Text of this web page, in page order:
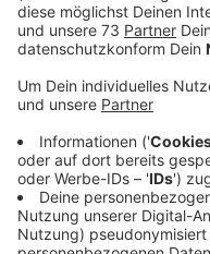
Veröffentlicht:
Ende Februar
Away“, seine fünfte
Hypaton. Zuvor